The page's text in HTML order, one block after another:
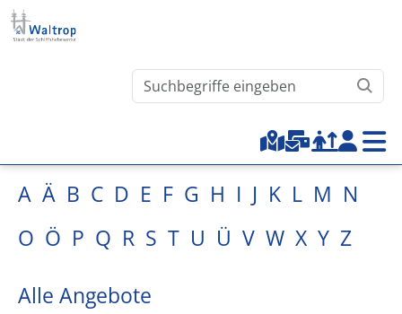
Direkt zum Inhalt
Waltrop.de durchsuchen
Top-Menu
A Ä B C D E F G H I J K L M N
O Ö P Q R S T U Ü V W X Y Z
Alle Angebote